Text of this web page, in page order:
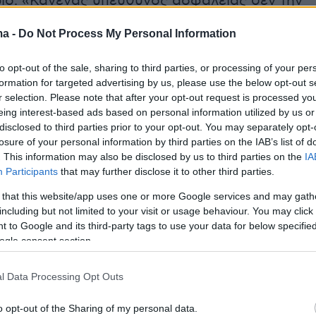
- Do Not Process My Personal Information
opt-out of the sale, sharing to third parties, or processing of your
for targeted advertising by us, please use the below opt-out
selection. Please note that after your opt-out request is processed
interest-based ads based on personal information utilized by us
to third parties prior to your opt-out. You may separately
of your personal information by third parties on the IAB’s list of
This information may also be disclosed by us to third parties on the
Participants that may further disclose it to other third parties.
that this website/app uses one or more Google services and may
but not limited to your visit or usage behaviour. You may
to Google and its third-party tags to use your data for below
consent section.
Data Processing Opt Outs
opt-out of the Sharing of my personal data.
κλήσεις, δεν ανταποκρίνονταν στην
αναφέρεται.
την εν λόγω παράβαση των μέτρων
σύμφωνα με τον κανονισμό, είναι από 1-3